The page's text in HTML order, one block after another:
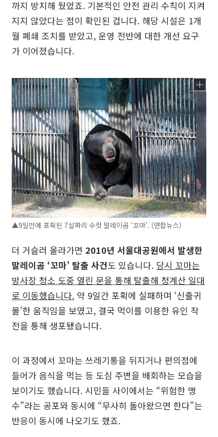
까지 방치해 뒀었죠. 기본적인 안전 관리 수칙이 지켜
지지 않았다는 점이 확인된 겁니다. 해당 시설은 1개
월 폐쇄 조치를 받았고, 운영 전반에 대한 개선 요구
가 이어졌습니다.
▲9일만에 포획된 7살짜리 수컷 말레이곰 ‘꼬마’. (연합뉴스)
더 거슬러 올라가면 2010년 서울대공원에서 발생한
말레이곰 ‘꼬마’ 탈출 사건도 있습니다. 당시 꼬마는
방사장 청소 도중 열린 문을 통해 탈출해 청계산 일대
로 이동했습니다. 약 9일간 포획에 실패하며 ‘신출귀
몰’한 움직임을 보였고, 결국 먹이를 이용한 유인 작
전을 통해 생포됐습니다.
이 과정에서 꼬마는 쓰레기통을 뒤지거나 편의점에
들어가 음식을 먹는 등 도심 주변을 배회하는 모습을
보이기도 했습니다. 시민들 사이에서는 “위험한 맹
수”라는 공포와 동시에 “무사히 돌아왔으면 한다”는
반응이 동시에 나오기도 했죠.